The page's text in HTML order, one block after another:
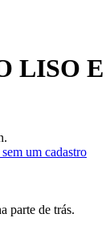
LISO E
um cadastro
parte de trás.